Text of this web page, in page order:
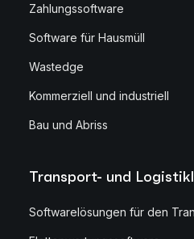
Zahlungssoftware
Software für Hausmüll
Wastedge
Kommerziell und industriell
Bau und Abriss
Transport- und
Softwarelösungen für den